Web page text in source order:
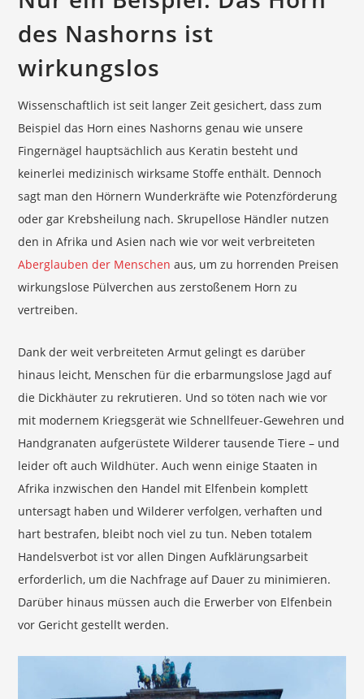
des Nashorns ist
wirkungslos
Wissenschaftlich ist seit langer Zeit gesichert, dass zum
Beispiel das Horn eines Nashorns genau wie unsere
Fingernägel hauptsächlich aus Keratin besteht und
keinerlei medizinisch wirksame Stoffe enthält. Dennoch
sagt man den Hörnern Wunderkräfte wie Potenzförderung
oder gar Krebsheilung nach. Skrupellose Händler nutzen
den in Afrika und Asien nach wie vor weit verbreiteten
Aberglauben der Menschen aus, um zu horrenden Preisen
wirkungslose Pülverchen aus zerstoßenem Horn zu
vertreiben.
Dank der weit verbreiteten Armut gelingt es darüber
hinaus leicht, Menschen für die erbarmungslose Jagd auf
die Dickhäuter zu rekrutieren. Und so töten nach wie vor
mit modernem Kriegsgerät wie Schnellfeuer-Gewehren und
Handgranaten aufgerüstete Wilderer tausende Tiere – und
leider oft auch Wildhüter. Auch wenn einige Staaten in
Afrika inzwischen den Handel mit Elfenbein komplett
untersagt haben und Wilderer verfolgen, verhaften und
hart bestrafen, bleibt noch viel zu tun. Neben totalem
Handelsverbot ist vor allen Dingen Aufklärungsarbeit
erforderlich, um die Nachfrage auf Dauer zu minimieren.
Darüber hinaus müssen auch die Erwerber von Elfenbein
vor Gericht gestellt werden.